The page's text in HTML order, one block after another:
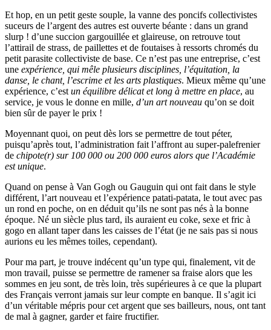
Et hop, en un petit geste souple, la vanne des poncifs collectivistes
suceurs de l’argent des autres est ouverte béante : dans un grand
slurp ! d’une succion gargouillée et glaireuse, on retrouve tout
l’attirail de strass, de paillettes et de foutaises à ressorts chromés du
petit parasite collectiviste de base. Ce n’est pas une entreprise, c’est
une expérience, qui mêle plusieurs disciplines, l’équitation, la
danse, le chant, l’escrime et les arts plastiques. Mieux même qu’une
expérience, c’est un équilibre délicat et long à mettre en place, au
service, je vous le donne en mille, d’un art nouveau qu’on se doit
bien sûr de payer le prix !
Moyennant quoi, on peut dès lors se permettre de tout péter,
puisqu’après tout, l’administration fait l’affront au super-palefrenier
de chipote(r) sur 100 000 ou 200 000 euros alors que l’Académie
est unique.
Quand on pense à Van Gogh ou Gauguin qui ont fait dans le style
différent, l’art nouveau et l’expérience patati-patata, le tout avec pas
un rond en poche, on en déduit qu’ils ne sont pas nés à la bonne
époque. Né un siècle plus tard, ils auraient eu coke, sexe et fric à
gogo en allant taper dans les caisses de l’état (je ne sais pas si nous
aurions eu les mêmes toiles, cependant).
Pour ma part, je trouve indécent qu’un type qui, finalement, vit de
mon travail, puisse se permettre de ramener sa fraise alors que les
sommes en jeu sont, de très loin, très supérieures à ce que la plupart
des Français verront jamais sur leur compte en banque. Il s’agit ici
d’un véritable mépris pour cet argent que ses bailleurs, nous, ont tant
de mal à gagner, garder et faire fructifier.